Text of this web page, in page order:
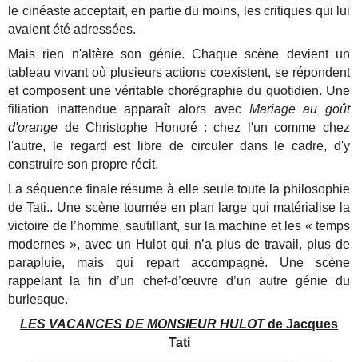
le cinéaste acceptait, en partie du moins, les critiques qui lui
avaient été adressées.
Mais rien n'altère son génie. Chaque scène devient un
tableau vivant où plusieurs actions coexistent, se répondent
et composent une véritable chorégraphie du quotidien. Une
filiation inattendue apparaît alors avec Mariage au goût
d'orange de Christophe Honoré : chez l'un comme chez
l'autre, le regard est libre de circuler dans le cadre, d'y
construire son propre récit.
La séquence finale résume à elle seule toute la philosophie
de Tati.. Une scène tournée en plan large qui matérialise la
victoire de l’homme, sautillant, sur la machine et les « temps
modernes », avec un Hulot qui n’a plus de travail, plus de
parapluie, mais qui repart accompagné. Une scène
rappelant la fin d’un chef-d’œuvre d’un autre génie du
burlesque.
LES VACANCES DE MONSIEUR HULOTde Jacques
Tati